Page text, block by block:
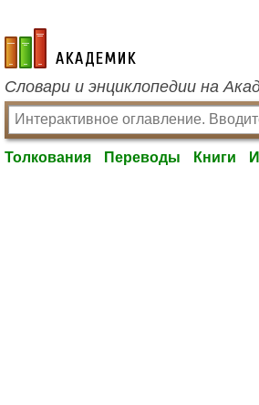
academic.ru
Словари и энциклопедии на
Толкования Переводы Книги